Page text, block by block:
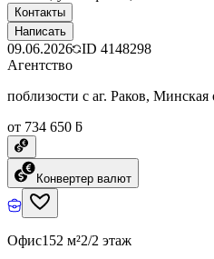
Контакты
Написать
09.06.2026 ID 4148298
Агентство
поблизости с аг. Раков, Минская
от 734 650 ƃ
Конвертер валют
Офис152 м²2/2 этаж